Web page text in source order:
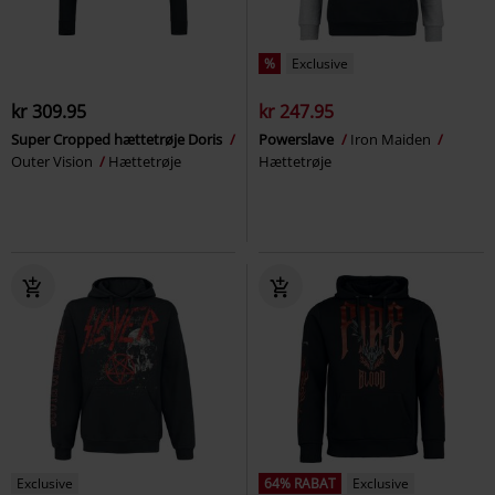
kr 309.95
Super Cropped hættetrøje Doris
Outer Vision
Hættetrøje
% Exclusive
kr 247.95
Powerslave
Iron Maiden
Hættetrøje
Exclusive 64% RABAT Exclusive